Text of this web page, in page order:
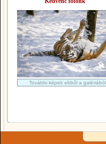
További képek ebből a galériából